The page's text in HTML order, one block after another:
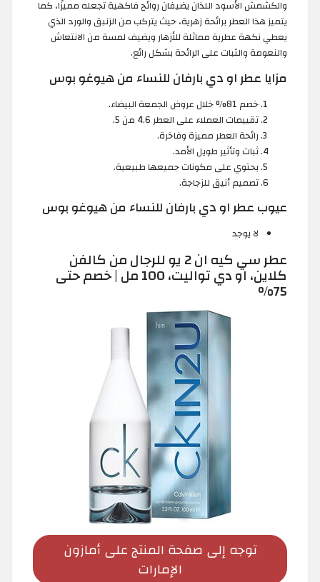
والكشمش الأسود اللذان يضيفان روائح فاكهية تجعله مميزًا، كما
يتميز هذا العطر برائحة زهرية، حيث يتركب من الزنبق والورد الذي
يعطي نكهة عطرية مماثلة للأزهار ويضيف لمسة من الانتعاش
والنعومة والثبات على الرائحة بشكل رائع.
مزايا عطر او دي بارفان للنساء من هيوغو بوس
خصم 81% خلال عروض الجمعة البيضاء.
تقييمات العملاء على العطر 4.6 من 5.
رائحة العطر مميزة وفاخرة.
ثبات وتأثير طويل الأمد.
يحتوي على مكونات جميعها طبيعية.
تصميم أنيق للزجاجة.
عيوب عطر او دي بارفان للنساء من هيوغو بوس
لا يوجد
عطر سي كيه ان 2 يو للرجال من كالفن
كلاين، او دي تواليت، 100 مل | خصم حتى
75%
توجه إلى صفحة المنتج على أمازون
الإمارات